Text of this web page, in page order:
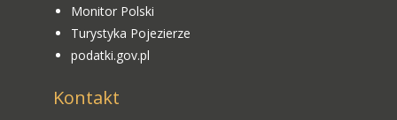
Monitor Polski
Turystyka Pojezierze
podatki.gov.pl
Kontakt